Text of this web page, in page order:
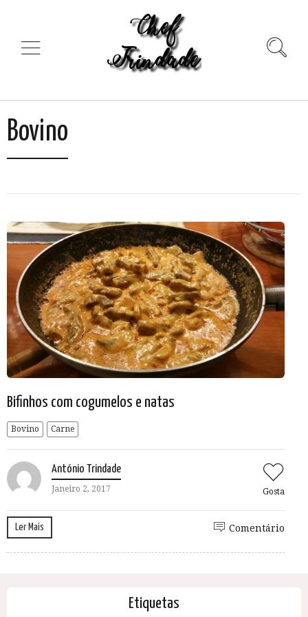
Bovino
Bifinhos com cogumelos e natas
Bovino Carne
António Trindade
Janeiro 2, 2017 Gosta
Ler Mais Comentário
Etiquetas